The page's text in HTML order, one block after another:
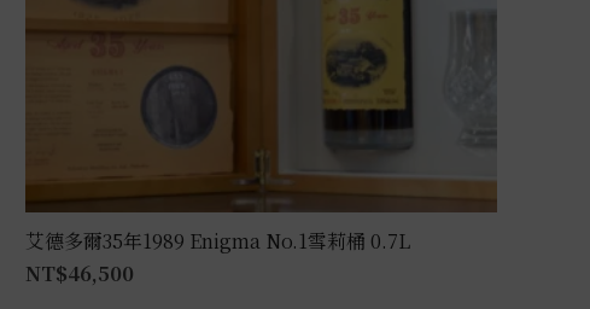
艾德多爾35年1989 Enigma No.1雪莉桶 0.7L
NT$46,500